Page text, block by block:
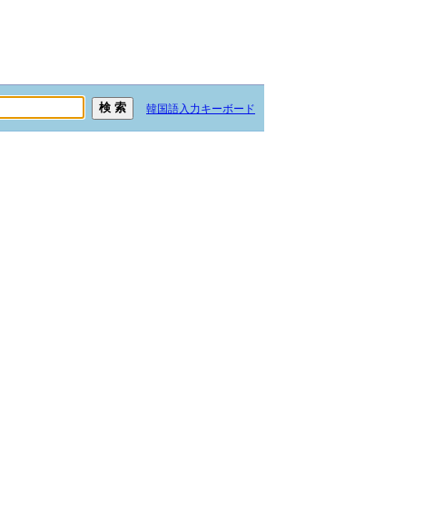
韓国語入力キーボード